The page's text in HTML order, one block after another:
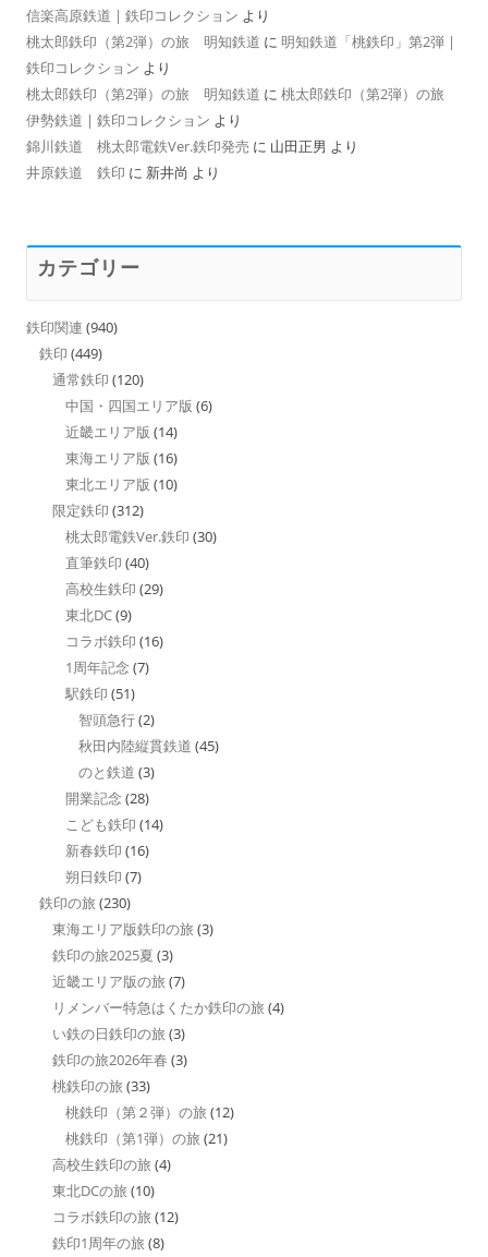
信楽高原鉄道 | 鉄印コレクション より
桃太郎鉄印（第2弾）の旅 明知鉄道 に 明知鉄道「桃鉄印」第2弾 |
鉄印コレクション より
桃太郎鉄印（第2弾）の旅 明知鉄道 に 桃太郎鉄印（第2弾）の旅
伊勢鉄道 | 鉄印コレクション より
錦川鉄道 桃太郎電鉄Ver.鉄印発売 に 山田正男 より
井原鉄道 鉄印 に 新井尚 より
カテゴリー
鉄印関連 (940)
鉄印 (449)
通常鉄印 (120)
中国・四国エリア版 (6)
近畿エリア版 (14)
東海エリア版 (16)
東北エリア版 (10)
限定鉄印 (312)
桃太郎電鉄Ver.鉄印 (30)
直筆鉄印 (40)
高校生鉄印 (29)
東北DC(9)
コラボ鉄印 (16)
1周年記念 (7)
駅鉄印 (51)
智頭急行(2)
秋田内陸縦貫鉄道 (45)
のと鉄道 (3)
開業記念 (28)
こども鉄印 (14)
新春鉄印 (16)
朔日鉄印 (7)
鉄印の旅 (230)
東海エリア版鉄印の旅 (3)
鉄印の旅2025夏 (3)
近畿エリア版の旅 (7)
リメンバー特急はくたか鉄印の旅 (4)
い鉄の日鉄印の旅 (3)
鉄印の旅2026年春 (3)
桃鉄印の旅 (33)
桃鉄印（第２弾）の旅 (12)
桃鉄印（第1弾）の旅 (21)
高校生鉄印の旅 (4)
東北DCの旅 (10)
コラボ鉄印の旅 (12)
鉄印1周年の旅 (8)